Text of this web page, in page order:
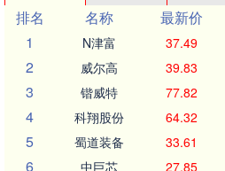
排名
名称 最新价
1
N津富 37.49
2 威尔高 39.83
3 锴威特 77.82
4 科翔股份 64.32
5 蜀道装备 33.61
6 中巨芯 27.85